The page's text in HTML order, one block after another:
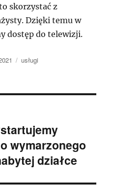
skorzystać z
Dzięki temu w
dostęp do telewizji.
Kategorie
usługi
wymarzonego
działce